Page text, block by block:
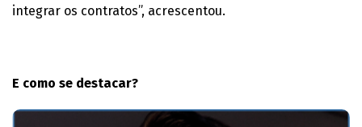
integrar os contratos”, acrescentou.
E como se destacar?